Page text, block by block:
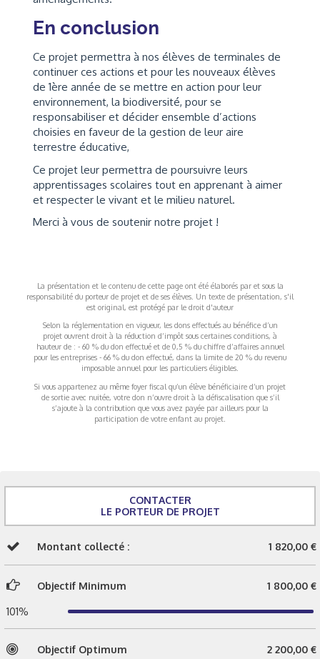
En conclusion
Ce projet permettra à nos élèves de terminales de
continuer ces actions et pour les nouveaux élèves
de 1ère année de se mettre en action pour leur
environnement, la biodiversité, pour se
responsabiliser et décider ensemble d’actions
choisies en faveur de la gestion de leur aire
terrestre éducative,
Ce projet leur permettra de poursuivre leurs
apprentissages scolaires tout en apprenant à aimer
et respecter le vivant et le milieu naturel.
Merci à vous de soutenir notre projet !
La présentation et le contenu de cette page ont été élaborés par et sous la
responsabilité du porteur de projet et de ses élèves. Un texte de présentation, s'il
est original, est protégé par le droit d'auteur
Selon la réglementation en vigueur, les dons effectués au bénéfice d’un
projet ouvrent droit à la réduction d’impôt sous certaines conditions, à
hauteur de : - 60 % du don effectué et de 0,5 % du chiffre d’affaires annuel
pour les entreprises - 66 % du don effectué, dans la limite de 20 % du revenu
imposable annuel pour les particuliers éligibles.
Si vous appartenez au même foyer fiscal qu’un élève bénéficiaire d’un projet
de sortie avec nuitée, votre don n’ouvre droit à la défiscalisation que s’il
s’ajoute à la contribution que vous avez payée par ailleurs pour la
participation de votre enfant au projet.
CONTACTER
LE PORTEUR DE PROJET
Montant collecté : 1 820,00 €
Objectif Minimum 1 800,00 €
101%
Objectif Optimum 2 200,00 €